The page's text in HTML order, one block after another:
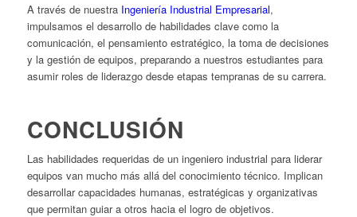
A través de nuestra Ingeniería Industrial Empresarial,
impulsamos el desarrollo de habilidades clave como la
comunicación, el pensamiento estratégico, la toma de decisiones
y la gestión de equipos, preparando a nuestros estudiantes para
asumir roles de liderazgo desde etapas tempranas de su carrera.
CONCLUSIÓN
Las habilidades requeridas de un ingeniero industrial para liderar
equipos van mucho más allá del conocimiento técnico. Implican
desarrollar capacidades humanas, estratégicas y organizativas
que permitan guiar a otros hacia el logro de objetivos.